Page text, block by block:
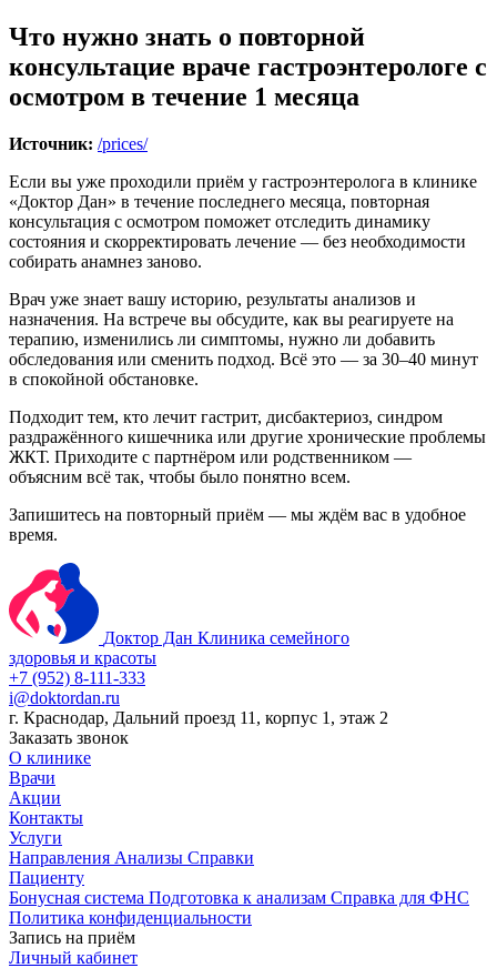
Что нужно знать о повторной
консультацие враче гастроэнтерологе с
осмотром в течение 1 месяца
Источник: /prices/
Если вы уже проходили приём у гастроэнтеролога в клинике
«Доктор Дан» в течение последнего месяца, повторная
консультация с осмотром поможет отследить динамику
состояния и скорректировать лечение — без необходимости
собирать анамнез заново.
Врач уже знает вашу историю, результаты анализов и
назначения. На встрече вы обсудите, как вы реагируете на
терапию, изменились ли симптомы, нужно ли добавить
обследования или сменить подход. Всё это — за 30–40 минут
в спокойной обстановке.
Подходит тем, кто лечит гастрит, дисбактериоз, синдром
раздражённого кишечника или другие хронические проблемы
ЖКТ. Приходите с партнёром или родственником —
объясним всё так, чтобы было понятно всем.
Запишитесь на повторный приём — мы ждём вас в удобное
время.
Доктор Дан Клиника семейного
здоровья и красоты
+7 (952) 8-111-333
i@doktordan.ru
г. Краснодар, Дальний проезд 11, корпус 1, этаж 2
Заказать звонок
О клинике
Врачи
Акции
Контакты
Услуги
Направления Анализы Справки
Пациенту
Бонусная система Подготовка к анализам Справка для ФНС
Политика конфиденциальности
Запись на приём
Личный кабинет